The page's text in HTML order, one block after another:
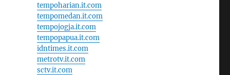
tempoharian.it.com
tempomedan.it.com
tempojogja.it.com
tempopapua.it.com
idntimes.it.com
metrotv.it.com
sctv.it.com